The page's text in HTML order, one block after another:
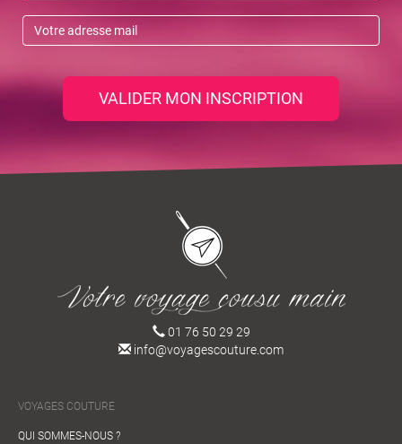
VALIDER MON INSCRIPTION
01 76 50 29 29
info@voyagescouture.com
VOYAGES COUTURE
QUI SOMMES-NOUS ?